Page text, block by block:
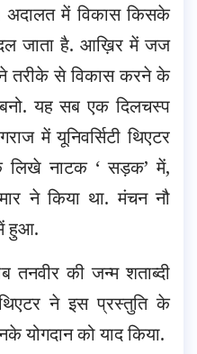
अदालत में विकास किसके
जाता है. आख़िर में जज
तरीके से विकास करने के
यह सब एक दिलचस्प
में यूनिवर्सिटी थिएटर
लिखे नाटक ‘ सड़क’ में,
ने किया था. मंचन नौ
हुआ.
तनवीर की जन्म शताब्दी
ने इस प्रस्तुति के
योगदान को याद किया.